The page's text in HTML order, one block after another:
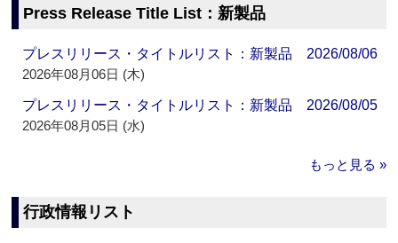
Press Release Title List：新製品
プレスリリース・タイトルリスト：新製品 2026/08/06
2026年08月06日 (木)
プレスリリース・タイトルリスト：新製品 2026/08/05
2026年08月05日 (水)
もっと見る »
行政情報リスト